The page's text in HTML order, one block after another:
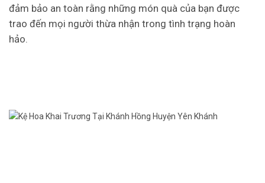
đảm bảo an toàn rằng những món quà của bạn được
trao đến mọi người thừa nhận trong tình trạng hoàn
hảo.